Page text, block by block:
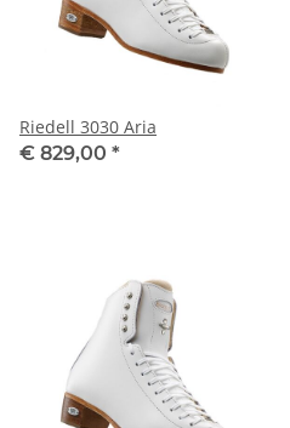
Riedell 3030 Aria
€ 829,00 *